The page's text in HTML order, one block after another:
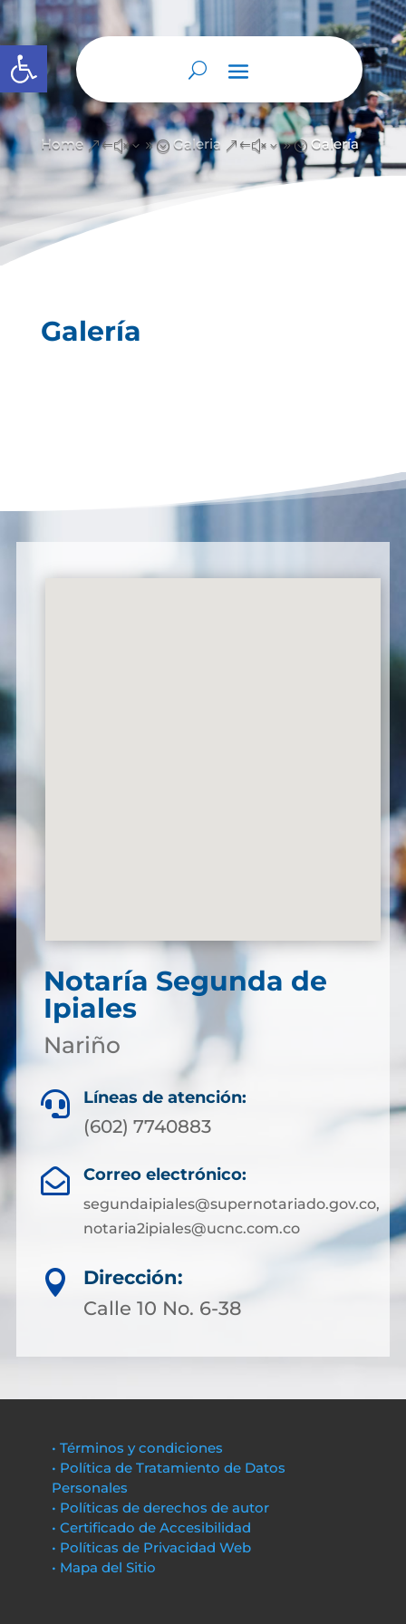
Abrir barra de herramientas
Home &#x39; Galeria &#x39; Galería
Galería
Notaría Segunda de
Ipiales
Nariño
 Líneas de atención:
(602) 7740883
 Correo electrónico:
segundaipiales@supernotariado.gov.co,
notaria2ipiales@ucnc.com.co

Dirección:
Calle 10 No. 6-38
• Términos y condiciones
• Política de Tratamiento de Datos
Personales
• Políticas de derechos de autor
• Certificado de Accesibilidad
• Políticas de Privacidad Web
• Mapa del Sitio